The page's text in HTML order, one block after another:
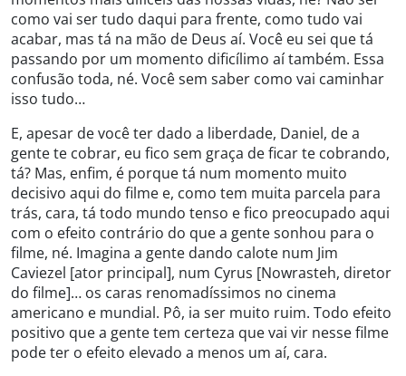
como vai ser tudo daqui para frente, como tudo vai
acabar, mas tá na mão de Deus aí. Você eu sei que tá
passando por um momento dificílimo aí também. Essa
confusão toda, né. Você sem saber como vai caminhar
isso tudo…
E, apesar de você ter dado a liberdade, Daniel, de a
gente te cobrar, eu fico sem graça de ficar te cobrando,
tá? Mas, enfim, é porque tá num momento muito
decisivo aqui do filme e, como tem muita parcela para
trás, cara, tá todo mundo tenso e fico preocupado aqui
com o efeito contrário do que a gente sonhou para o
filme, né. Imagina a gente dando calote num Jim
Caviezel [ator principal], num Cyrus [Nowrasteh, diretor
do filme]… os caras renomadíssimos no cinema
americano e mundial. Pô, ia ser muito ruim. Todo efeito
positivo que a gente tem certeza que vai vir nesse filme
pode ter o efeito elevado a menos um aí, cara.